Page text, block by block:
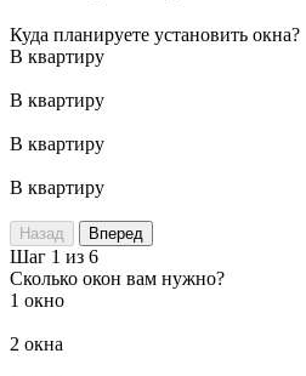
Куда планируете установить окна?
В квартиру
В квартиру
В квартиру
В квартиру
Назад Вперед
Шаг 1 из 6
Сколько окон вам нужно?
1 окно
2 окна